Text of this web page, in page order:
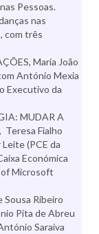
Pessoas.
nas
com três
Maria João
António Mexia
Executivo da
MUDAR A
Teresa Fialho
(PCE da
Económica
of Microsoft
Ribeiro
Pita de Abreu
Saraiva